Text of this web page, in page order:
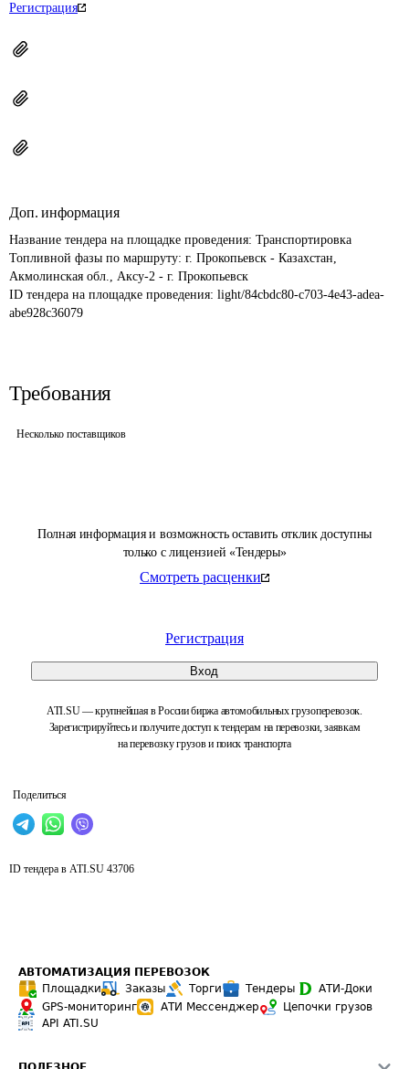
Полная информация и возможность оставить отклик доступны
только с лицензией «Тендеры»
Смотреть расценки
Регистрация
Вход
ATI.SU — крупнейшая в России биржа автомобильных грузоперевозок.
Зарегистрируйтесь и получите доступ к тендерам на перевозки, заявкам
на перевозку грузов и поиск транспорта
Поделиться
Регистрация
Доп. информация
Название тендера на площадке проведения: Транспортировка
Топливной фазы по маршруту: г. Прокопьевск - Казахстан,
Акмолинская обл., Аксу-2 - г. Прокопьевск
ID тендера на площадке проведения: light/84cbdc80-c703-4e43-adea-
abe928c36079
Требования
Несколько поставщиков
ID тендера в ATI.SU 43706
АВТОМАТИЗАЦИЯ ПЕРЕВОЗОК
Площадки
Заказы Торги Тендеры
АТИ-Доки
GPS-мониторинг
АТИ Мессенджер
Цепочки грузов
API ATI.SU